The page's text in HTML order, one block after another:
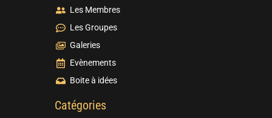
Les Membres
Les Groupes
Galeries
Evènements
Boite à idées
Catégories